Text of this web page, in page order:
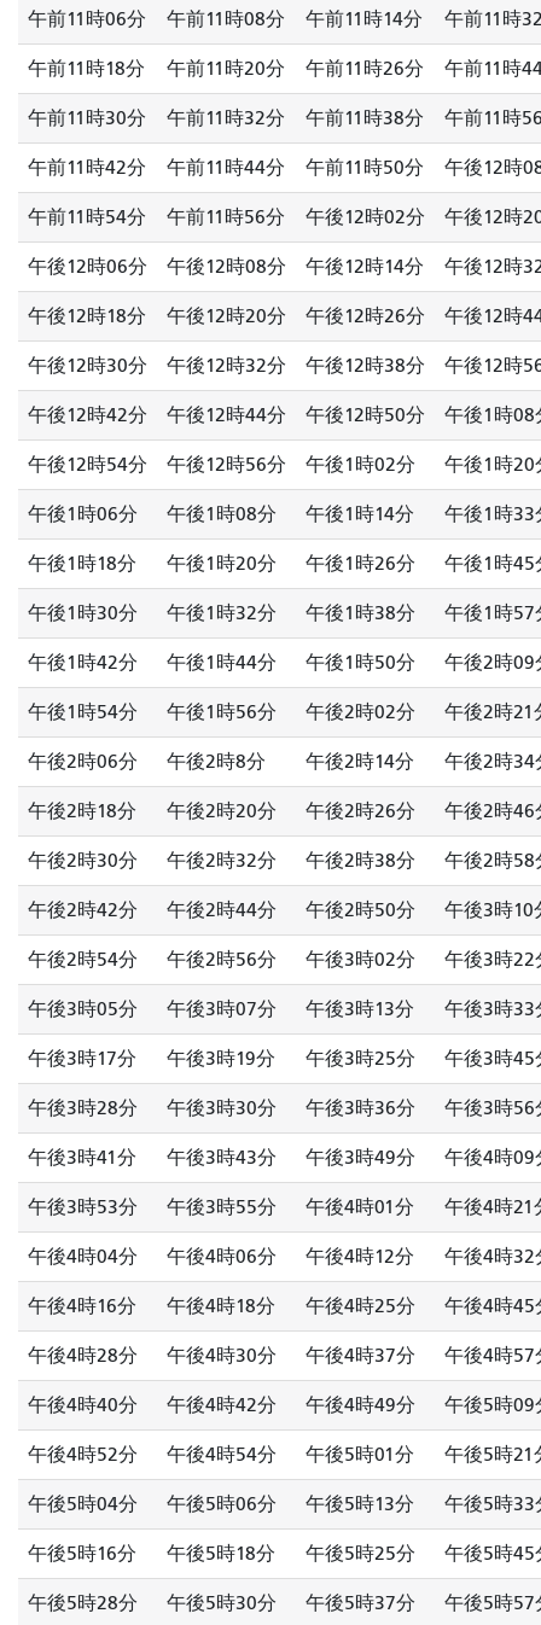
午前11時06分 午前11時08分 午前11時14分 午前11時
午前11時18分 午前11時20分 午前11時26分 午前11時
午前11時30分 午前11時32分 午前11時38分 午前11時
午前11時42分 午前11時44分 午前11時50分 午後12時
午前11時54分 午前11時56分 午後12時02分 午後12時
午後12時06分 午後12時08分 午後12時14分 午後12時
午後12時18分 午後12時20分 午後12時26分 午後12時
午後12時30分 午後12時32分 午後12時38分 午後12時
午後12時42分 午後12時44分 午後12時50分 午後1時08
午後12時54分 午後12時56分 午後1時02分 午後1時20
午後1時06分 午後1時08分 午後1時14分 午後1時33
午後1時18分 午後1時20分 午後1時26分 午後1時45
午後1時30分 午後1時32分 午後1時38分 午後1時57
午後1時42分 午後1時44分 午後1時50分 午後2時09
午後1時54分 午後1時56分 午後2時02分 午後2時21
午後2時06分 午後2時8分 午後2時14分 午後2時34
午後2時18分 午後2時20分 午後2時26分 午後2時46
午後2時30分 午後2時32分 午後2時38分 午後2時58
午後2時42分 午後2時44分 午後2時50分 午後3時10
午後2時54分 午後2時56分 午後3時02分 午後3時22
午後3時05分 午後3時07分 午後3時13分 午後3時33
午後3時17分 午後3時19分 午後3時25分 午後3時45
午後3時28分 午後3時30分 午後3時36分 午後3時56
午後3時41分 午後3時43分 午後3時49分 午後4時09
午後3時53分 午後3時55分 午後4時01分 午後4時21
午後4時04分 午後4時06分 午後4時12分 午後4時32
午後4時16分 午後4時18分 午後4時25分 午後4時45
午後4時28分 午後4時30分 午後4時37分 午後4時57
午後4時40分 午後4時42分 午後4時49分 午後5時09
午後4時52分 午後4時54分 午後5時01分 午後5時21
午後5時04分 午後5時06分 午後5時13分 午後5時33
午後5時16分 午後5時18分 午後5時25分 午後5時45
午後5時28分 午後5時30分 午後5時37分 午後5時57